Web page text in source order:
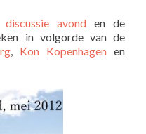
avonden de
in volgorde van de
, Kon Kopenhagen en